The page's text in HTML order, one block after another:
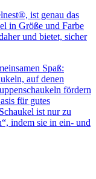
ist genau das
in Größe und Farbe
und bietet, sicher
Spaß:
auf denen
fördern
für gutes
ist nur zu
indem sie in ein- und